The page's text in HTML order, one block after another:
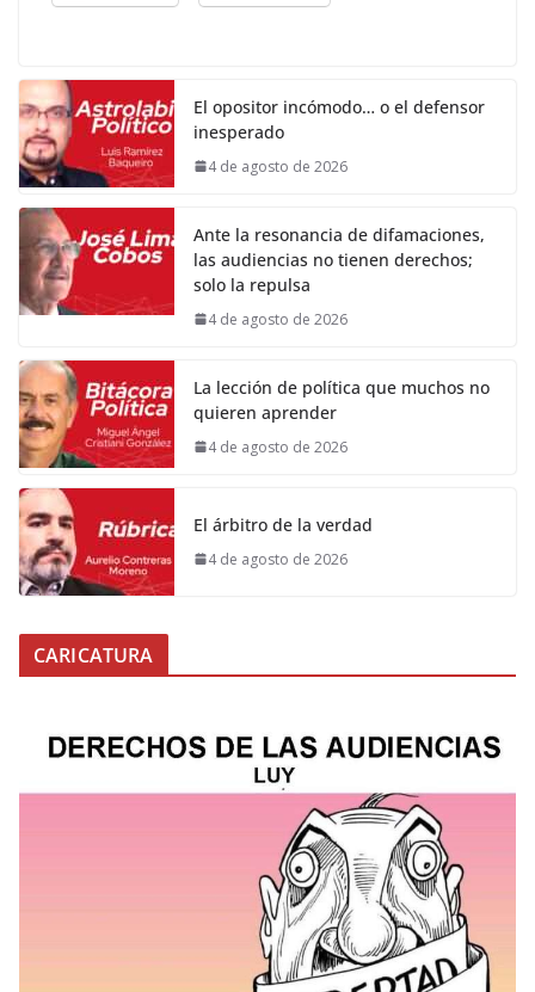
El opositor incómodo… o el defensor
inesperado
4 de agosto de 2026
Ante la resonancia de difamaciones,
las audiencias no tienen derechos;
solo la repulsa
4 de agosto de 2026
La lección de política que muchos no
quieren aprender
4 de agosto de 2026
El árbitro de la verdad
4 de agosto de 2026
CARICATURA